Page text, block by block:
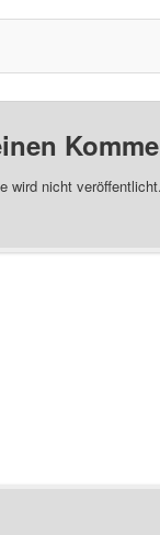
wird nicht veröffentlicht.